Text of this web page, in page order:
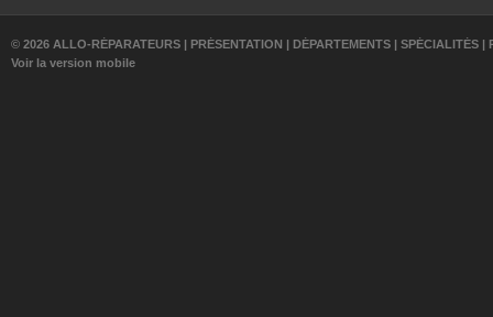
© 2026 ALLO-RÉPARATEURS | PRÉSENTATION | DÉPARTEMENTS | SPÉCIALITÉS |
Voir la version mobile